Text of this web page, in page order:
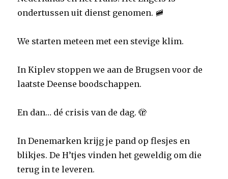
ondertussen uit dienst genomen. 🚞
We starten meteen met een stevige klim.
In Kiplev stoppen we aan de Brugsen voor de
laatste Deense boodschappen.
En dan… dé crisis van de dag. 🫣
In Denemarken krijg je pand op flesjes en
blikjes. De H’tjes vinden het geweldig om die
terug in te leveren.